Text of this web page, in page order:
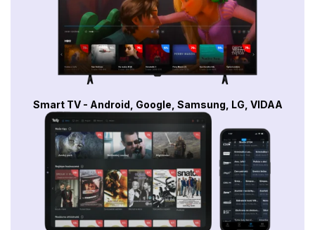
Film tak má ambici skrze opomíjený aspekt vikinského života
nabídnout i širší obraz tehdejší Evropy. Koneckonců, pohyb lidí
napříč kontinentem v rámci otrokářství lze pomocí moderních
technologií vysledovat i v dnešní Evropě. Výpravný snímek na
jedné straně čerpá z výpovědí předních evropských historiků a
odborníků, kteří diváka zasvětí i do nejmodernějších
výzkumných technologií, na druhé straně zaujme i skrze
osudech do otroctví uneseného Findana. I tato příběhová část
má svůj reálný základ – před smrtí mnich Findan sepsal svůj
životní příběh: od zavlečení do otroctví a nucenou účast ve
vikinských bitvách až po svůj útěk a pouť Evropou 9. století až
do Švýcarska.
Smart TV - Android, Google, Samsung, LG, VIDAA